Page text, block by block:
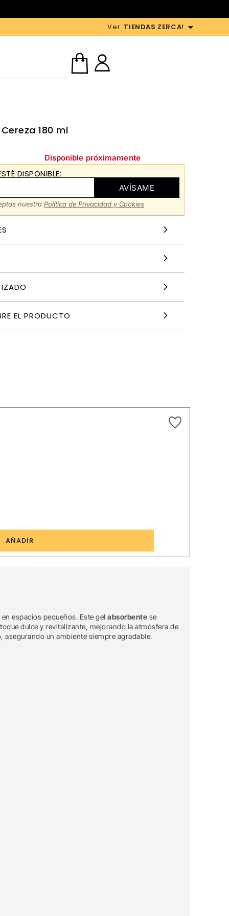
Ver TIENDAS ZERCA!
180 ml
Disponible próximamente
DISPONIBLE:
AVÍSAME
nuestra Política de Privacidad y Cookies
EL PRODUCTO
AÑADIR
espacios pequeños. Este gelabsorbente se
dulce y revitalizante, mejorando la atmósfera de
asegurando un ambiente siempre agradable.